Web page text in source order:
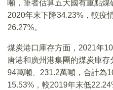
噸，筆者估算五大國有重點
2020年末下降34.23%，較疫
26.27%。
煤炭港口庫存方面，2021年
唐港和廣州港集團的煤炭庫存
94萬噸、231.2萬噸，合計為
15.53%，較2019年末低